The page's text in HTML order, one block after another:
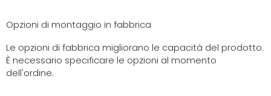
Opzioni di montaggio in fabbrica
Le opzioni di fabbrica migliorano le capacità del prodotto.
È necessario specificare le opzioni al momento
dell'ordine.